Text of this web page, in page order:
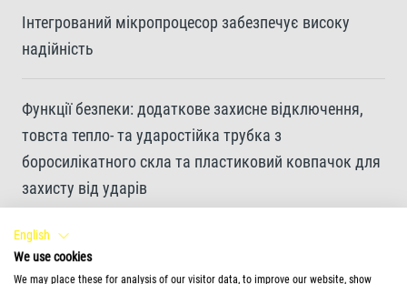
Інтегрований мікропроцесор забезпечує високу
надійність
Функції безпеки: додаткове захисне відключення,
товста тепло- та ударостійка трубка з
боросилікатного скла та пластиковий ковпачок для
захисту від ударів
Шнур живлення довжиною 1,6 м для зручного
розміщення обігрівача всередині акваріума
English
We use cookies
We may place these for analysis of our visitor data, to improve our website, show